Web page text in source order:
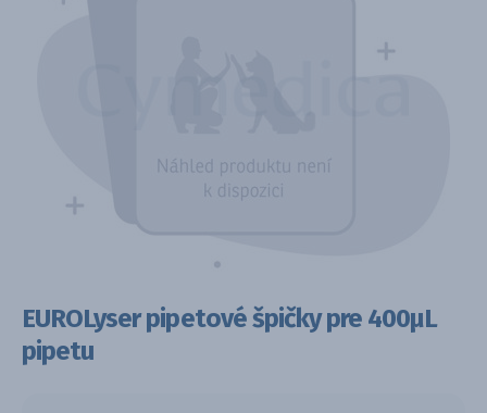
EUROLyser pipetové špičky pre 400µL
pipetu